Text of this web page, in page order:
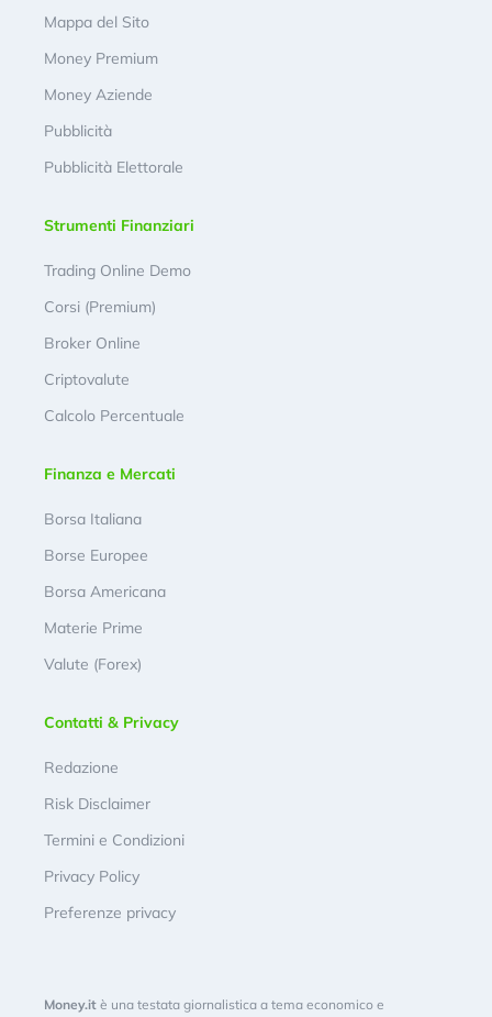
Mappa del Sito
Money Premium
Money Aziende
Pubblicità
Pubblicità Elettorale
Strumenti Finanziari
Trading Online Demo
Corsi (Premium)
Broker Online
Criptovalute
Calcolo Percentuale
Finanza e Mercati
Borsa Italiana
Borse Europee
Borsa Americana
Materie Prime
Valute (Forex)
Contatti & Privacy
Redazione
Risk Disclaimer
Termini e Condizioni
Privacy Policy
Preferenze privacy
Money.it è una testata giornalistica a tema economico e